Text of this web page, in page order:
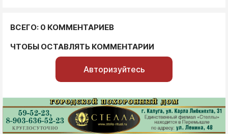
ВСЕГО: 0 КОММЕНТАРИЕВ
ЧТОБЫ ОСТАВЛЯТЬ КОММЕНТАРИИ
Авторизуйтесь